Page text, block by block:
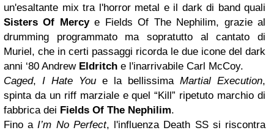
un'esaltante mix tra l'horror metal e il dark di band quali
Sisters Of Mercye Fields Of The Nephilim, grazie al
drumming programmato ma sopratutto al cantato di
Muriel, che in certi passaggi ricorda le due icone del dark
anni ‘80 Andrew Eldritch e l'inarrivabile Carl McCoy.
Caged, I Hate You e la bellissima Martial Execution,
spinta da un riff marziale e quel “Kill” ripetuto marchio di
fabbrica dei Fields Of The Nephilim.
Fino aI’m No Perfect, l'influenza Death SS si riscontra